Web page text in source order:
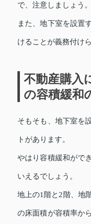
で、注意しましょう。
また、地下室を設置
けることが義務付け
不動産購入
の容積緩和
そもそも、地下室を
トがあります。
やはり容積緩和がで
いえるでしょう。
地上の1階と2階、地
の床面積が容積率か